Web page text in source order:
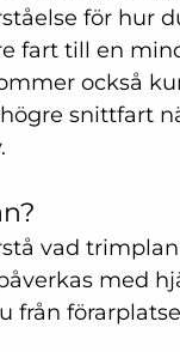
för hur
fart till en
också
snittfart
vad
med
från